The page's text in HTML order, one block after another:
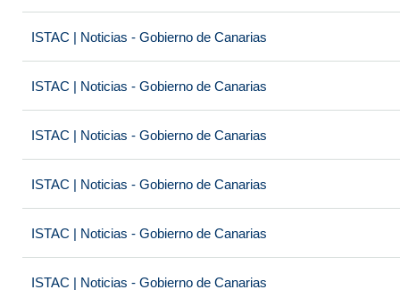
ISTAC | Noticias - Gobierno de Canarias
ISTAC | Noticias - Gobierno de Canarias
ISTAC | Noticias - Gobierno de Canarias
ISTAC | Noticias - Gobierno de Canarias
ISTAC | Noticias - Gobierno de Canarias
ISTAC | Noticias - Gobierno de Canarias